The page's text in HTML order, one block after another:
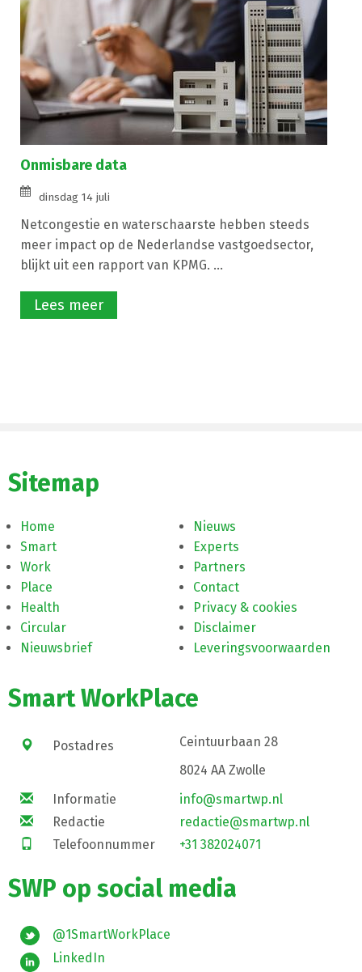
Onmisbare data
dinsdag 14 juli
Netcongestie en waterschaarste hebben steeds
meer impact op de Nederlandse vastgoedsector,
blijkt uit een rapport van KPMG. ...
Lees meer
Sitemap
Home
Smart
Work
Place
Health
Circular
Nieuwsbrief
Nieuws
Experts
Partners
Contact
Privacy & cookies
Disclaimer
Leveringsvoorwaarden
Smart WorkPlace
Postadres
Ceintuurbaan 28
8024 AA Zwolle
Informatie
info@smartwp.nl
Redactie
redactie@smartwp.nl
Telefoonnummer
+31 382024071
SWP op social media
@1SmartWorkPlace
LinkedIn